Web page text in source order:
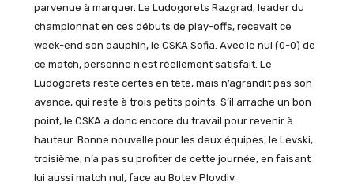
parvenue à marquer. Le Ludogorets Razgrad, leader du
championnat en ces débuts de play-offs, recevait ce
week-end son dauphin, le CSKA Sofia. Avec le nul (0-0) de
ce match, personne n’est réellement satisfait. Le
Ludogorets reste certes en tête, mais n’agrandit pas son
avance, qui reste à trois petits points. S’il arrache un bon
point, le CSKA a donc encore du travail pour revenir à
hauteur. Bonne nouvelle pour les deux équipes, le Levski,
troisième, n’a pas su profiter de cette journée, en faisant
lui aussi match nul, face au Botev Plovdiv.